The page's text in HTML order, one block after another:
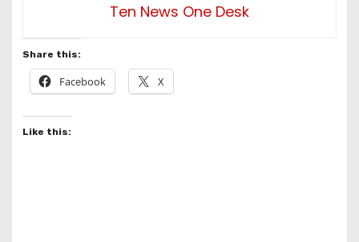
Ten News One Desk
Share this:
Facebook X
Like this: